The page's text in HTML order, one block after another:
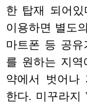
한 탑재 되어있
이용하면 별도
마트폰 등 공유
를 원하는 지역
약에서 벗어나
한다. 미꾸라지